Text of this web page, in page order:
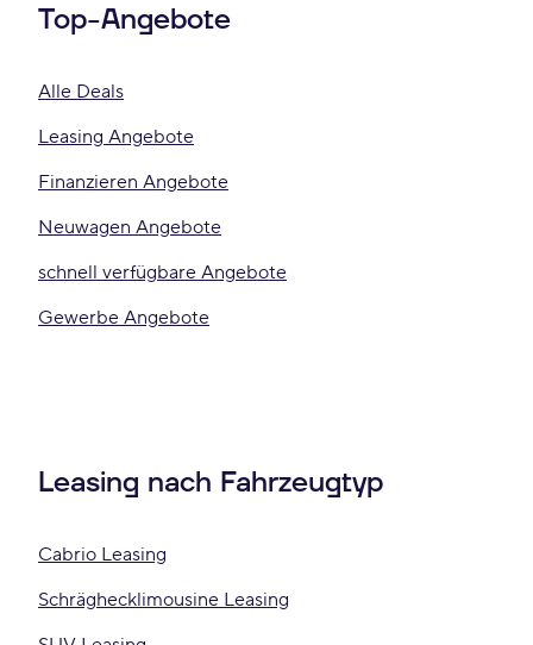
Top-Angebote
Alle Deals
Leasing Angebote
Finanzieren Angebote
Neuwagen Angebote
schnell verfügbare Angebote
Gewerbe Angebote
Leasing nach Fahrzeugtyp
Cabrio Leasing
Schräghecklimousine Leasing